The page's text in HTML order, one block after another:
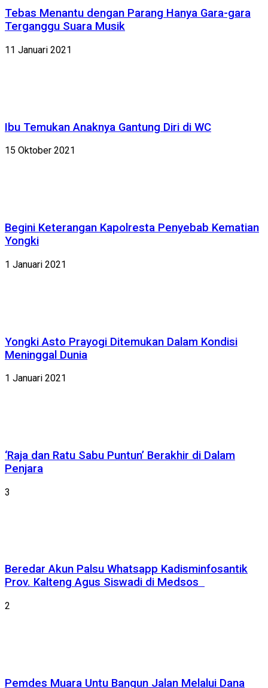
Tebas Menantu dengan Parang Hanya Gara-gara
Terganggu Suara Musik
11 Januari 2021
Ibu Temukan Anaknya Gantung Diri di WC
15 Oktober 2021
Begini Keterangan Kapolresta Penyebab Kematian
Yongki
1 Januari 2021
Yongki Asto Prayogi Ditemukan Dalam Kondisi
Meninggal Dunia
1 Januari 2021
‘Raja dan Ratu Sabu Puntun’ Berakhir di Dalam
Penjara
3
Beredar Akun Palsu Whatsapp Kadisminfosantik
Prov. Kalteng Agus Siswadi di Medsos
2
Pemdes Muara Untu Bangun Jalan Melalui Dana